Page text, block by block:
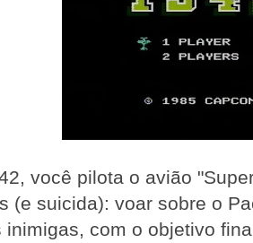
você pilota o avião
(e suicida): voar sobre o
inimigas, com o objetivo